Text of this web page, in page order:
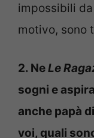
impossibili
motivo, sono
2. NeLe
sogni e
anche papà
voi, quali